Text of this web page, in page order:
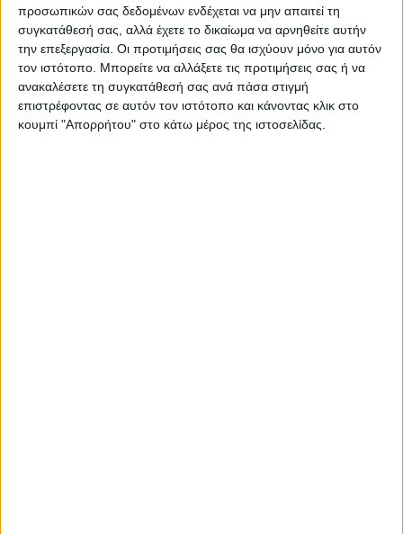
προσωπικών σας δεδομένων ενδέχεται να μην απαιτεί τη
συγκατάθεσή σας, αλλά έχετε το δικαίωμα να αρνηθείτε αυτήν
την επεξεργασία. Οι προτιμήσεις σας θα ισχύουν μόνο για αυτόν
τον ιστότοπο. Μπορείτε να αλλάξετε τις προτιμήσεις σας ή να
ανακαλέσετε τη συγκατάθεσή σας ανά πάσα στιγμή
επιστρέφοντας σε αυτόν τον ιστότοπο και κάνοντας κλικ στο
κουμπί "Απορρήτου" στο κάτω μέρος της ιστοσελίδας.
Καρδίτσας ο πληθυσμός διαμορφώθηκε ως
εξής:
–απογραφή 1940: 130.546
–απογραφή 1951: 138.786
–απογραφή 1961: 152.543. Ο αστικός
πληθυσμός ήταν 23.708, ο ημιαστικός 23.159